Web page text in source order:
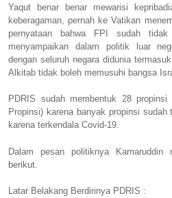
Yaqut benar benar mewarisi
keberagaman, pernah ke Vatikan
pernyataan bahwa FPI sudah
menyampaikan dalam politik luar
dengan seluruh negara didunia
Alkitab tidak boleh memusuhi bangsa
PDRIS sudah membentuk 28
Propinsi) karena banyak propinsi
karena terkendala Covid-19.
Dalam pesan politiknya Kamaruddin
berikut.
Latar Belakang Berdirinya PDRIS :